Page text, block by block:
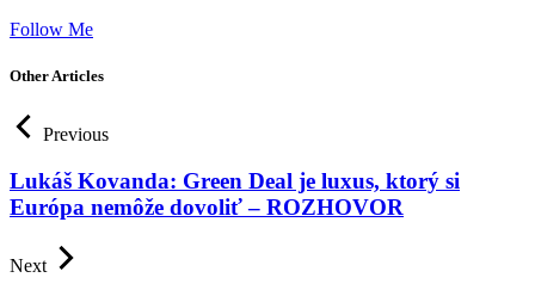
Follow Me
Other Articles
Previous
Lukáš Kovanda: Green Deal je luxus, ktorý si
Európa nemôže dovoliť – ROZHOVOR
Next